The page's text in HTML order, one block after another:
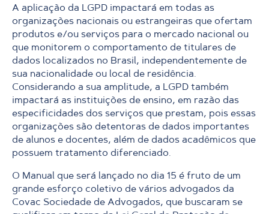
A aplicação da LGPD impactará em todas as
organizações nacionais ou estrangeiras que ofertam
produtos e/ou serviços para o mercado nacional ou
que monitorem o comportamento de titulares de
dados localizados no Brasil, independentemente de
sua nacionalidade ou local de residência.
Considerando a sua amplitude, a LGPD também
impactará as instituições de ensino, em razão das
especificidades dos serviços que prestam, pois essas
organizações são detentoras de dados importantes
de alunos e docentes, além de dados acadêmicos que
possuem tratamento diferenciado.
O Manual que será lançado no dia 15 é fruto de um
grande esforço coletivo de vários advogados da
Covac Sociedade de Advogados, que buscaram se